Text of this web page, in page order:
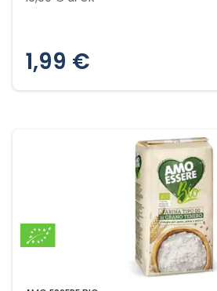
1,99 €